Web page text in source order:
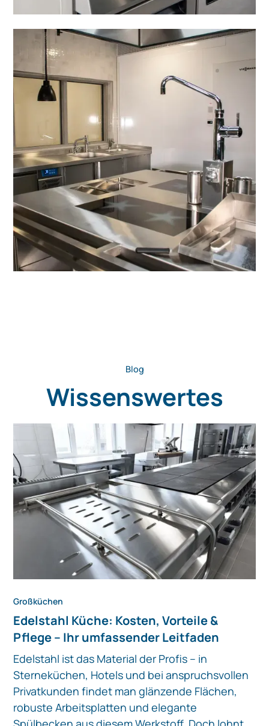
Blog
Wissenswertes
Großküchen
Edelstahl Küche: Kosten, Vorteile &
Pflege – Ihr umfassender Leitfaden
Edelstahl ist das Material der Profis – in
Sterneküchen, Hotels und bei anspruchsvollen
Privatkunden findet man glänzende Flächen,
robuste Arbeitsplatten und elegante